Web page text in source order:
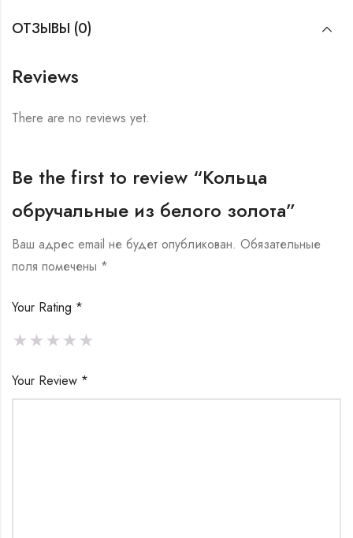
ОТЗЫВЫ (0)
Reviews
There are no reviews yet.
Be the first to review “Кольца
обручальные из белого золота”
Ваш адрес email не будет опубликован. Обязательные
поля помечены *
Your Rating *
Your Review *